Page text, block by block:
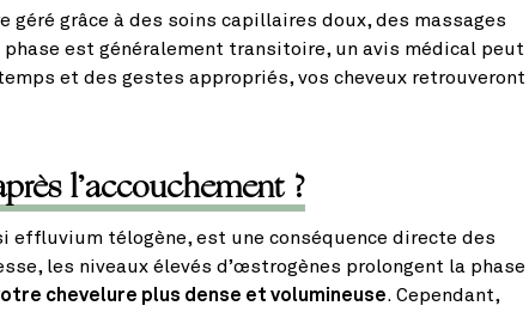
géré grâce à des soins capillaires doux, des massages
est généralement transitoire, un avis médical peut
et des gestes appropriés, vos cheveux retrouveront
l’accouchement ?
effluvium télogène, est une conséquence directe des
les niveaux élevés d’œstrogènes prolongent la phase
chevelure plus dense et volumineuse. Cependant,